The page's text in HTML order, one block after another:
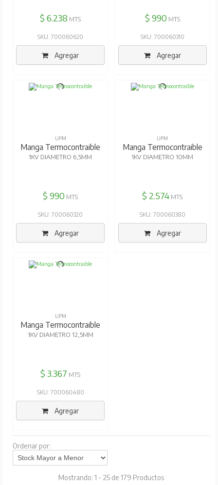
$ 6.238 MTS
SKU: 700060620
Agregar
$ 990MTS
SKU: 700060310
Agregar
UPM
Manga Termocontraible
1KV DIAMETRO 6,5MM
$ 990 MTS
SKU: 700060320
Agregar
UPM
Manga Termocontraible
1KV DIAMETRO 10MM
$ 2.574 MTS
SKU: 700060380
Agregar
UPM
Manga Termocontraible
1KV DIAMETRO 12,5MM
$ 3.367 MTS
SKU: 700060480
Agregar
Ordenar por:
Mostrando: 1 - 25 de 179 Productos